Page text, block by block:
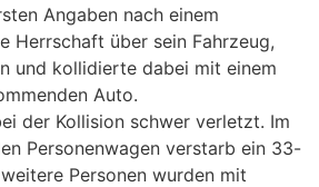
Angaben nach einem
Herrschaft über sein Fahrzeug,
und kollidierte dabei mit einem
Auto.
der Kollision schwer verletzt. Im
Personenwagen verstarb ein 33-
Personen wurden mit